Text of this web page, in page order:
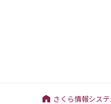
さくら情報システ